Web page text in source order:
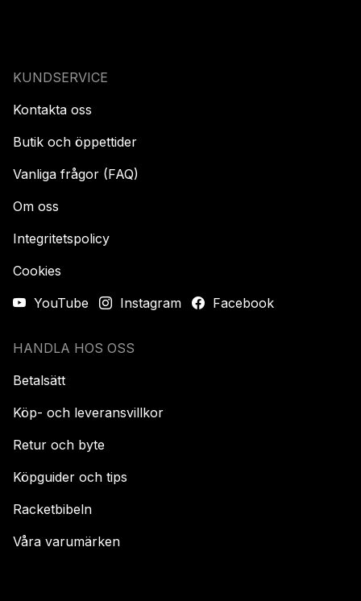
KUNDSERVICE
Kontakta oss
Butik och öppettider
Vanliga frågor (FAQ)
Om oss
Integritetspolicy
Cookies
YouTube
Instagram Facebook
HANDLA HOS OSS
Betalsätt
Köp- och leveransvillkor
Retur och byte
Köpguider och tips
Racketbibeln
Våra varumärken